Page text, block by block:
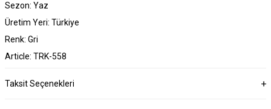
Sezon: Yaz
Üretim Yeri: Türkiye
Renk: Gri
Article: TRK-558
Taksit Seçenekleri